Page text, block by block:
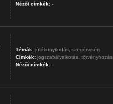
Nézői címkék:-
Témák: jótékonykodás, szegénység
Címkék: jogszabályalkotás, törvényhozás
Nézői címkék:-